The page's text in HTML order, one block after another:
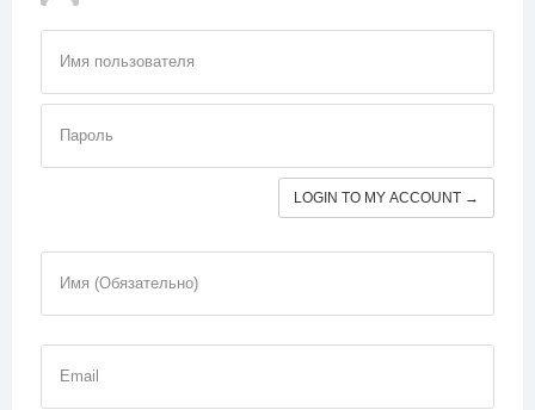
Имя пользователя
Пароль
LOGIN TO MY ACCOUNT →
Имя (Обязательно)
Email